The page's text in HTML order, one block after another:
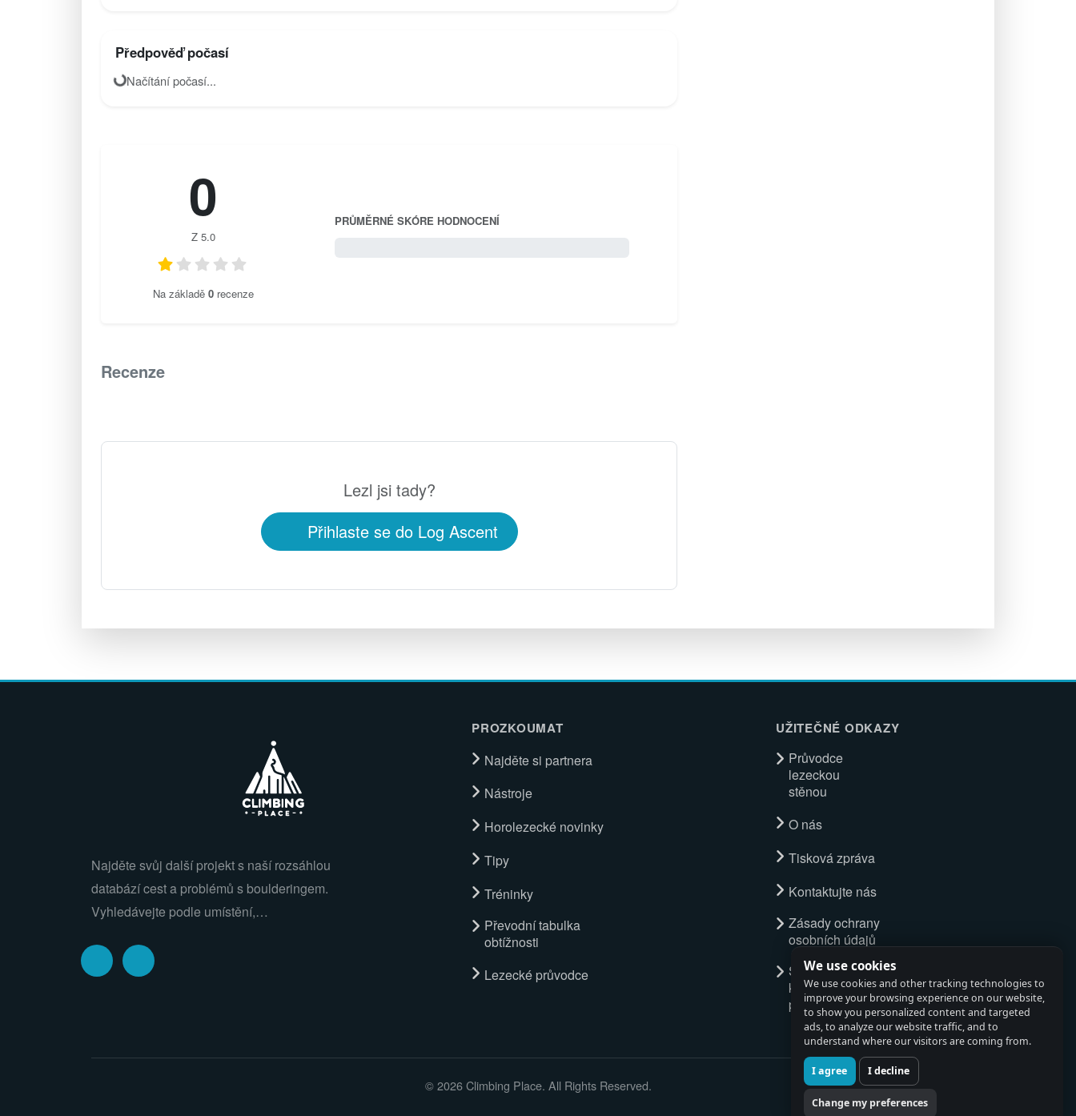
We use cookies
We use cookies and other tracking technologies to
improve your browsing experience on our website,
to show you personalized content and targeted
ads, to analyze our website traffic, and to
understand where our visitors are coming from.
I agree I decline
Change my preferences
Předpověď počasí
Načítání počasí...
0
Z 5.0
Na základě 0 recenze
PRŮMĚRNÉ SKÓRE HODNOCENÍ
Recenze
Lezl jsi tady?
Přihlaste se do Log Ascent
Najděte svůj další projekt s naší rozsáhlou
databází cest a problémů s boulderingem.
Vyhledávejte podle umístění,…
PROZKOUMAT
Najděte si partnera
Nástroje
Horolezecké novinky
Tipy
Tréninky
Převodní tabulka
obtížnosti
Lezecké průvodce
UŽITEČNÉ ODKAZY
Průvodce
lezeckou
stěnou
O nás
Tisková zpráva
Kontaktujte nás
Zásady ochrany
osobních údajů
Spustit
kompletní
průvodce
© 2026 Climbing Place. All Rights Reserved.